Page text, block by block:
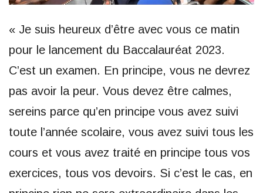
« Je suis heureux d’être avec vous ce matin
pour le lancement du Baccalauréat 2023.
C’est un examen. En principe, vous ne devrez
pas avoir la peur. Vous devez être calmes,
sereins parce qu’en principe vous avez suivi
toute l’année scolaire, vous avez suivi tous les
cours et vous avez traité en principe tous vos
exercices, tous vos devoirs. Si c’est le cas, en